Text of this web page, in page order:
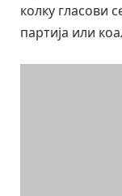
колку гласови
партија или